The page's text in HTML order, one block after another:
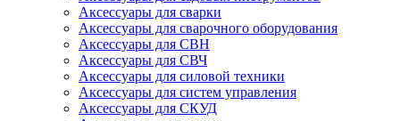
Аксессуары для сварки
Аксессуары для сварочного оборудования
Аксессуары для СВН
Аксессуары для СВЧ
Аксессуары для силовой техники
Аксессуары для систем управления
Аксессуары для СКУД